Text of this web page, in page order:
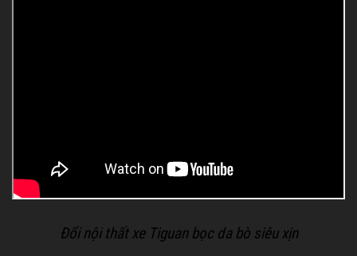
Đổi nội thất xe Tiguan bọc da bò siêu xịn